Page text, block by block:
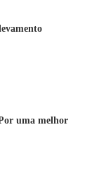
uma melhor